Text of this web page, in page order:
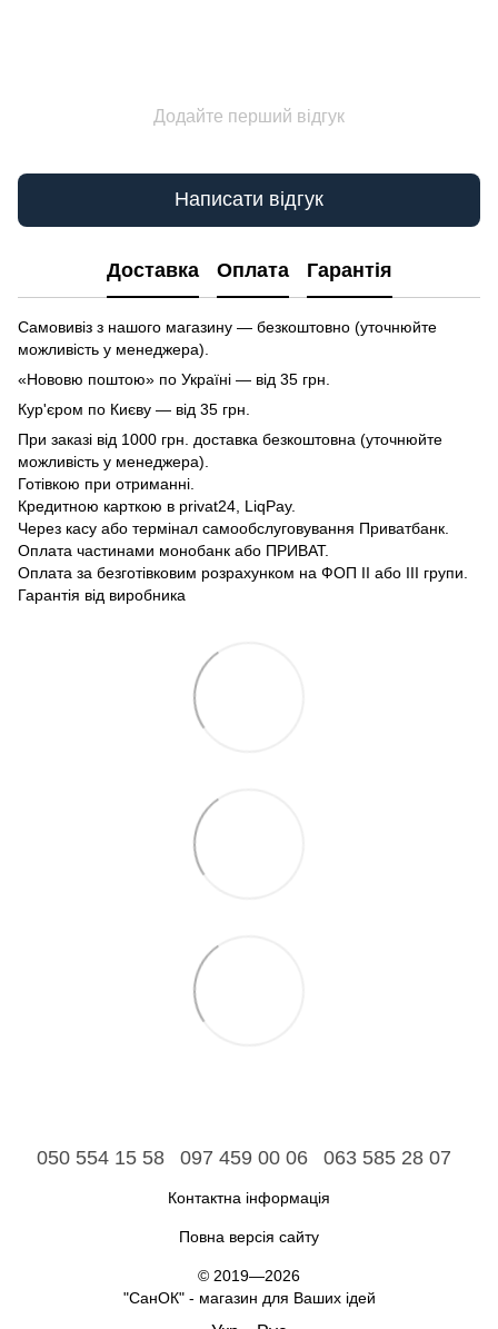
Додайте перший відгук
Написати відгук
Доставка Оплата Гарантія
Самовивіз з нашого магазину — безкоштовно (уточнюйте
можливість у менеджера).
«Нововю поштою» по Україні — від 35 грн.
Кур'єром по Києву — від 35 грн.
При заказі від 1000 грн. доставка безкоштовна (уточнюйте
можливість у менеджера).
Готівкою при отриманні.
Кредитною карткою в privat24, LiqPay.
Через касу або термінал самообслуговування Приватбанк.
Оплата частинами монобанк або ПРИВАТ.
Оплата за безготівковим розрахунком на ФОП II або III групи.
Гарантія від виробника
050 554 15 58 097 459 00 06 063 585 28 07
Контактна інформація
Повна версія сайту
© 2019—2026
"СанОК" - магазин для Ваших ідей